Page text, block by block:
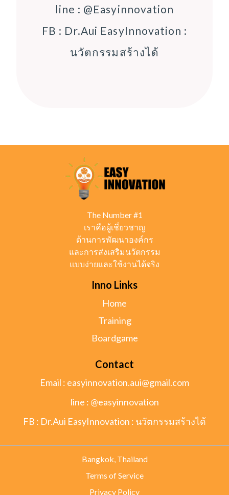
line : @Easyinnovation
FB : Dr.Aui EasyInnovation :
นวัตกรรมสร้างได้
The Number #1
เราคือผู้เชี่ยวชาญ
ด้านการพัฒนาองค์กร
และการส่งเสริมนวัตกรรม
แบบง่ายและใช้งานได้จริง
Inno Links
Home
Training
Boardgame
Contact
Email : easyinnovation.aui@gmail.com
line : @easyinnovation
FB : Dr.Aui EasyInnovation : นวัตกรรมสร้างได้
Bangkok, Thailand
Terms of Service
Privacy Policy